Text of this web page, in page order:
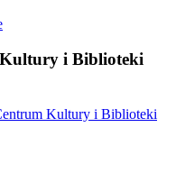
i Biblioteki
Kultury i Biblioteki